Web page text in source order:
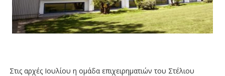
Στις αρχές Ιουλίου η ομάδα επιχειρηματιών του Στέλιου